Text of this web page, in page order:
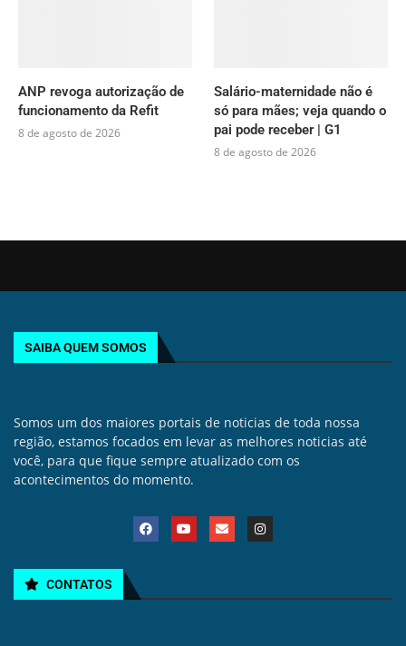
ANP revoga autorização de
funcionamento da Refit
8 de agosto de 2026
Salário-maternidade não é
só para mães; veja quando o
pai pode receber | G1
8 de agosto de 2026
SAIBA QUEM SOMOS
Somos um dos maiores portais de noticias de toda nossa
região, estamos focados em levar as melhores noticias até
você, para que fique sempre atualizado com os
acontecimentos do momento.
CONTATOS